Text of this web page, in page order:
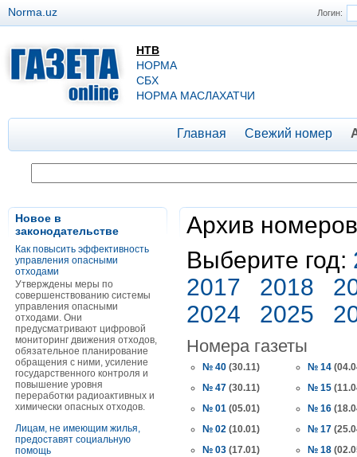
Логин:
Norma.uz
НТВ
НОРМА
СБХ
НОРМА МАСЛАХАТЧИ
Главная Свежий номер
Новое в
законодательстве
Как повысить эффективность
управления опасными
отходами
Утверждены меры по
совершенствованию системы
управления опасными
отходами. Они
предусматривают цифровой
мониторинг движения отходов,
обязательное планирование
обращения с ними, усиление
государственного контроля и
повышение уровня
переработки радиоактивных и
химически опасных отходов.
Лицам, не имеющим жилья,
предоставят социальную
помощь
Архив
Выберите год:
2017
2018
2024
2025
Номера газеты
№ 40 (30.11)
№ 47 (30.11)
№ 01 (05.01)
№ 02 (10.01)
№ 03 (17.01)
№ 14
№ 15
№ 16
№ 17
№ 18